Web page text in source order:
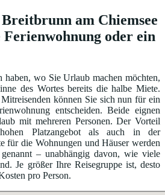
am Chiemsee
Ferienwohnung oder ein
haben, wo Sie Urlaub machen möchten,
des Wortes bereits die halbe Miete.
können Sie sich nun für ein
entscheiden. Beide eignen
mit mehreren Personen. Der Vorteil
Platzangebot als auch in der
für die Wohnungen und Häuser werden
– unabhängig davon, wie viele
Je größer Ihre Reisegruppe ist, desto
pro Person.